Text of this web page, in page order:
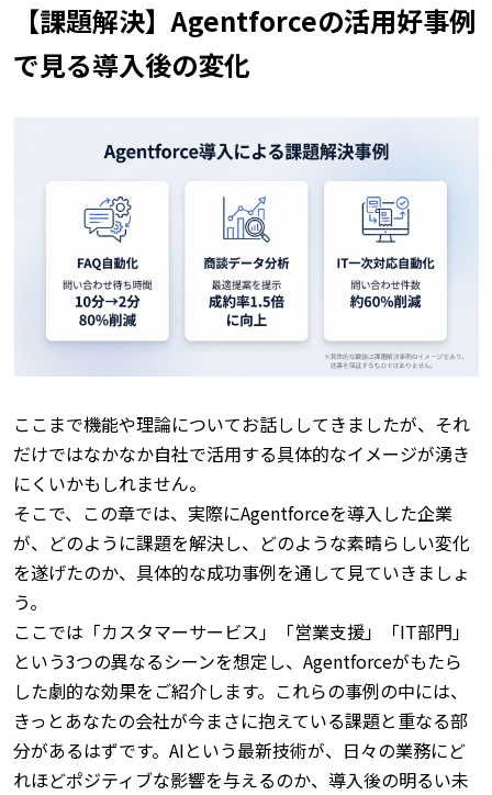
【課題解決】Agentforceの活用好事例
で見る導入後の変化
ここまで機能や理論についてお話ししてきましたが、それ
だけではなかなか自社で活用する具体的なイメージが湧き
にくいかもしれません。
そこで、この章では、実際にAgentforceを導入した企業
が、どのように課題を解決し、どのような素晴らしい変化
を遂げたのか、具体的な成功事例を通して見ていきましょ
う。
ここでは「カスタマーサービス」「営業支援」「IT部門」
という3つの異なるシーンを想定し、Agentforceがもたら
した劇的な効果をご紹介します。 これらの事例の中には、
きっとあなたの会社が今まさに抱えている課題と重なる部
分があるはずです。 AIという最新技術が、日々の業務にど
れほどポジティブな影響を与えるのか、導入後の明るい未